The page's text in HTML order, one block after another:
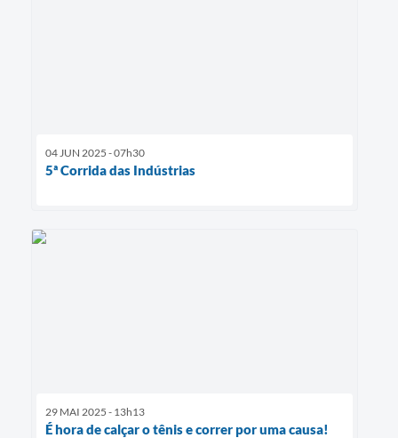
04 JUN 2025 - 07h30
5ª Corrida das Indústrias
29 MAI 2025 - 13h13
É hora de calçar o tênis e correr por uma causa!